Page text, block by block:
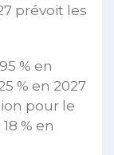
prévoit les
% en
% en 2027
pour le
% en